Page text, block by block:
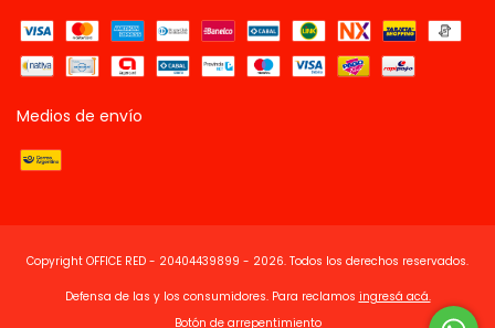
Medios de envío
Copyright OFFICE RED - 20404439899 - 2026. Todos los derechos reservados.
Defensa de las y los consumidores. Para reclamos ingresá acá.
Botón de arrepentimiento